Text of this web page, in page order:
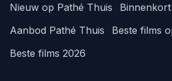
Nieuw op Pathé Thuis
Aanbod Pathé Thuis
Beste films
Beste films 2026